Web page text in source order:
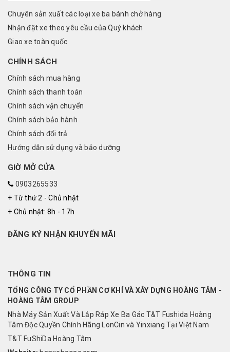
Chuyên sản xuất các loại xe ba bánh chở hàng
Nhận đặt xe theo yêu cầu của Quý khách
Giao xe toàn quốc
CHÍNH SÁCH
Chính sách mua hàng
Chính sách thanh toán
Chính sách vận chuyển
Chính sách bảo hành
Chính sách đổi trả
Hướng dẫn sử dụng và bảo dưỡng
GIỜ MỞ CỬA
0903265533
+ Từ thứ 2 - Chủ nhật
+ Chủ nhật: 8h - 17h
ĐĂNG KÝ NHẬN KHUYẾN MÃI
THÔNG TIN
TỔNG CÔNG TY CỔ PHẦN CƠ KHÍ VÀ XÂY DỰNG HOÀNG TÂM -
HOÀNG TÂM GROUP
Nhà Máy Sản Xuất Và Lắp Ráp Xe Ba Gác T&T Fushida Hoàng
Tâm Độc Quyền Chính Hãng LonCin và Yinxiang Tại Việt Nam
T&T FuShiDa Hoàng Tâm